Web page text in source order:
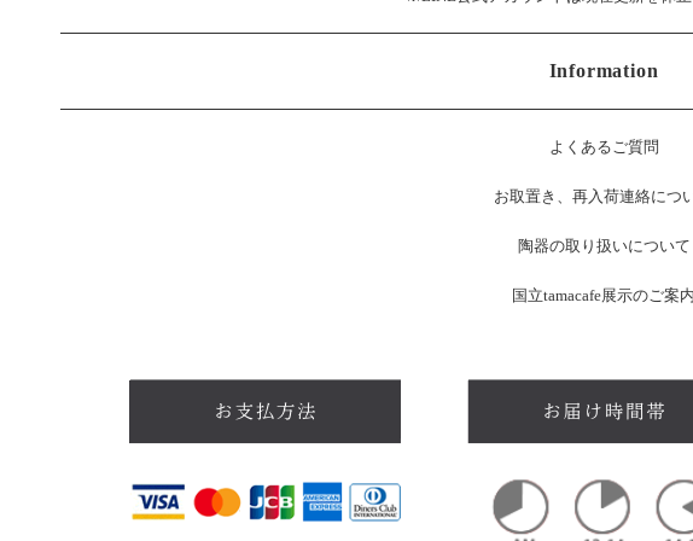
Information
よくあるご質問
お取置き、再入荷連絡につ
陶器の取り扱いについて
国立tamacafe展示のご案